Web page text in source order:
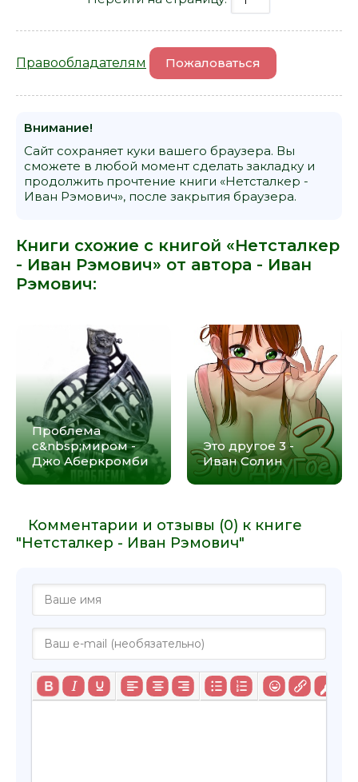
Правообладателям Пожаловаться
Внимание!
Сайт сохраняет куки вашего браузера. Вы
сможете в любой момент сделать закладку и
продолжить прочтение книги «Нетсталкер -
Иван Рэмович», после закрытия браузера.
Книги схожие с книгой «Нетсталкер
- Иван Рэмович» от автора - Иван
Рэмович:
Проблема
с&nbsp;миром -
Джо Аберкромби
Это другое 3 -
Иван Солин
Комментарии и отзывы (0) к книге
"Нетсталкер - Иван Рэмович"